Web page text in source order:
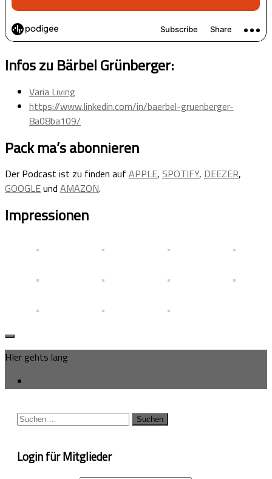
Infos zu Bärbel Grünberger:
Varia Living
https://www.linkedin.com/in/baerbel-gruenberger-
8a08ba109/
Pack ma’s abonnieren
Der Podcast ist zu finden auf APPLE, SPOTIFY, DEEZER,
GOOGLEund AMAZON.
Impressionen
HIer gehts lang
Suchen
Login für Mitglieder